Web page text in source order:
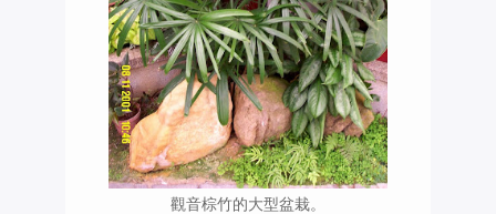
觀音棕竹的大型盆栽。